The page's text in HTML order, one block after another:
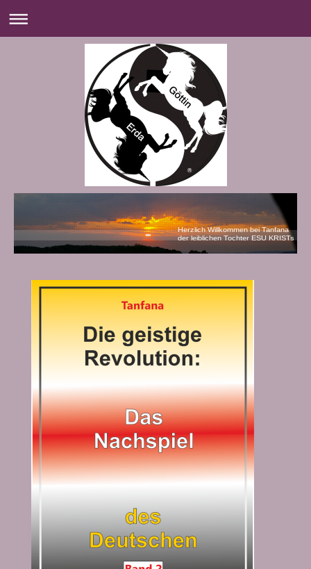
Herzlich Willkommen bei Tanfana
der leiblichen Tochter ESU KRISTs